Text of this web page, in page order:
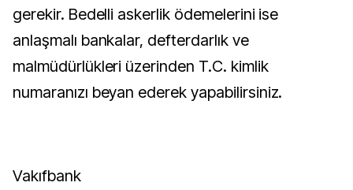
gerekir. Bedelli askerlik ödemelerini ise
anlaşmalı bankalar, defterdarlık ve
malmüdürlükleri üzerinden T.C. kimlik
numaranızı beyan ederek yapabilirsiniz.
Vakıfbank